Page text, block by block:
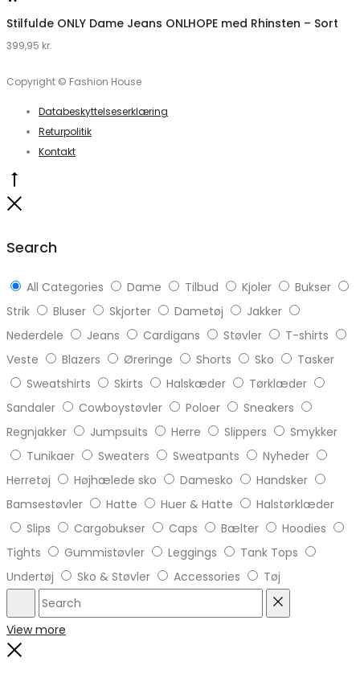
hos
Klædeskabet.dk
Stilfulde ONLY Dame Jeans ONLHOPE med Rhinsten – Sort
399,95 kr.
Copyright © Fashion House
Databeskyttelseserklæring
Returpolitik
Kontakt
Search
All Categories Dame Tilbud Kjoler
Bukser
Strik
Bluser Skjorter Dametøj
Jakker
Nederdele
Jeans Cardigans Støvler
T-shirts
Veste
Blazers Øreringe Shorts Sko
Tasker
Sweatshirts
Skirts Halskæder
Tørklæder
Sandaler
Cowboystøvler Poloer
Sneakers
Regnjakker
Jumpsuits Herre Slippers
Smykker
Tunikaer
Sweaters Sweatpants
Nyheder
Herretøj
Højhælede sko Damesko
Handsker
Bamsestøvler
Hatte Huer & Hatte
Halstørklæder
Slips
Cargobukser Caps Bælter
Hoodies
Tights
Gummistøvler Leggings
Tank Tops
Undertøj
Sko & Støvler Accessories Tøj
Search
View more